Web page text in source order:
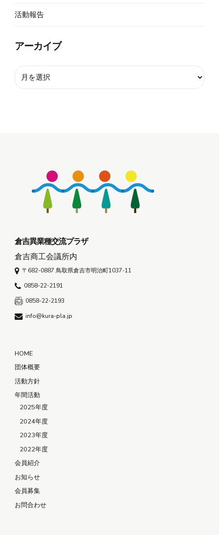
活動報告
アーカイブ
倉吉異業種交流プラザ
倉吉商工会議所内
〒682-0887 鳥取県倉吉市明治町1037-11
0858-22-2191
0858-22-2193
info@kura-pla.jp
HOME
団体概要
活動方針
年間活動
2025年度
2024年度
2023年度
2022年度
会員紹介
お知らせ
会員募集
お問合わせ